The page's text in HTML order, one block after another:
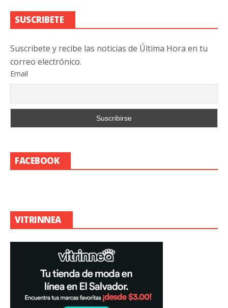
SUSCRIBETE
Suscribete y recibe las noticias de Última Hora en tu
correo electrónico.
Email
FACEBOOK
VITRINNEA